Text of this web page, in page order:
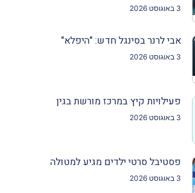
3 באוגוסט 2026
אבי לרנר בסינגל חדש: "היפלא"
3 באוגוסט 2026
פעילויות קיץ במרכז מורשת בגין
3 באוגוסט 2026
פסטיבל סרטי ילדים מגיע למטולה
3 באוגוסט 2026